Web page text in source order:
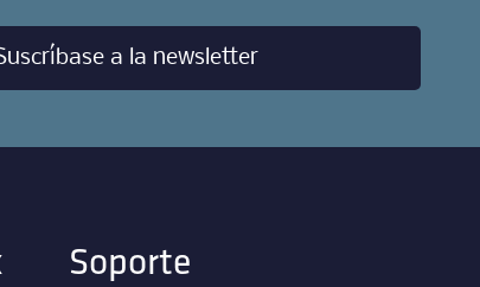
a la newsletter
Soporte